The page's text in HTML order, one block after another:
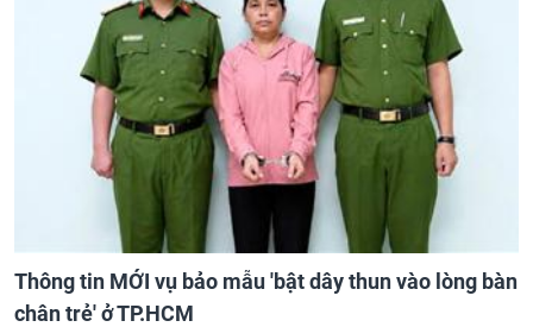
Thông tin MỚI vụ bảo mẫu 'bật dây thun vào lòng bàn
chân trẻ' ở TP.HCM